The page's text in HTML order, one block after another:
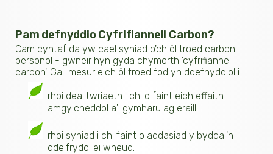
Pam defnyddio Cyfrifiannell Carbon?
Cam cyntaf da yw cael syniad o'ch ôl troed carbon
personol - gwneir hyn gyda chymorth 'cyfrifiannell
carbon'. Gall mesur eich ôl troed fod yn ddefnyddiol i...
rhoi dealltwriaeth i chi o faint eich effaith
amgylcheddol a'i gymharu ag eraill.
rhoi syniad i chi faint o addasiad y byddai'n
ddelfrydol ei wneud.